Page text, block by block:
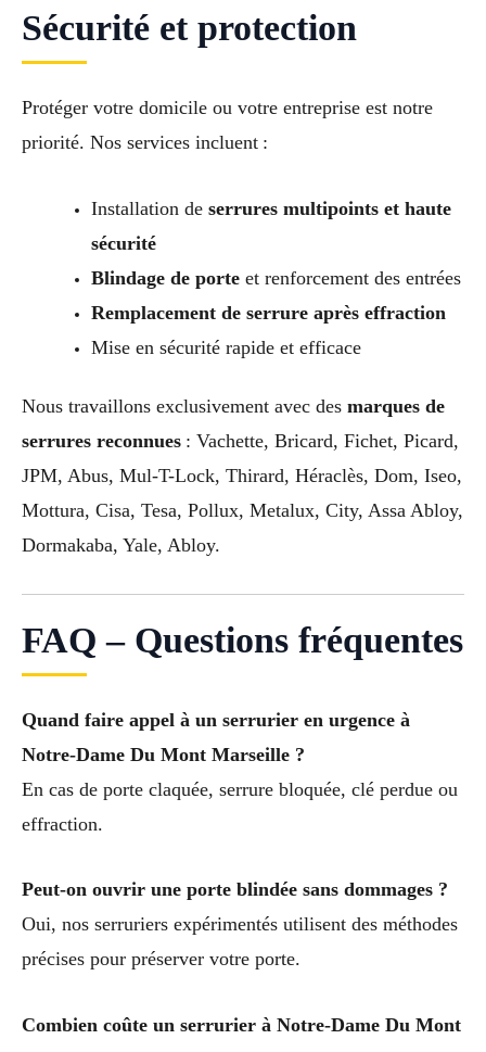
Sécurité et protection
Protéger votre domicile ou votre entreprise est notre
priorité. Nos services incluent :
Installation de serrures multipoints et haute
sécurité
Blindage de porteet renforcement des entrées
Remplacement de serrure après effraction
Mise en sécurité rapide et efficace
Nous travaillons exclusivement avec des marques de
serrures reconnues : Vachette, Bricard, Fichet, Picard,
JPM, Abus, Mul-T-Lock, Thirard, Héraclès, Dom, Iseo,
Mottura, Cisa, Tesa, Pollux, Metalux, City, Assa Abloy,
Dormakaba, Yale, Abloy.
FAQ – Questions fréquentes
Quand faire appel à un serrurier en urgence à
Notre-Dame Du Mont Marseille ?
En cas de porte claquée, serrure bloquée, clé perdue ou
effraction.
Peut-on ouvrir une porte blindée sans dommages ?
Oui, nos serruriers expérimentés utilisent des méthodes
précises pour préserver votre porte.
Combien coûte un serrurier à Notre-Dame Du Mont